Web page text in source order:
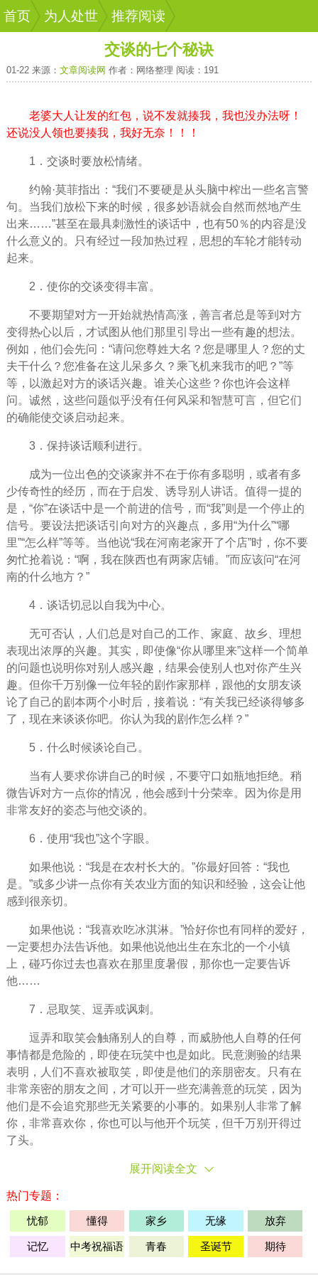
首页 为人处世 推荐阅读
交谈的七个秘诀
01-22 来源： 文章阅读网 作者：网络整理 阅读：191
老婆大人让发的红包，说不发就揍我，我也没办法呀！
还说没人领也要揍我，我好无奈！！！
1．交谈时要放松情绪。
约翰·莫菲指出：“我们不要硬是从头脑中榨出一些名言警
句。当我们放松下来的时候，很多妙语就会自然而然地产生
出来……”甚至在最具刺激性的谈话中，也有50％的内容是没
什么意义的。只有经过一段加热过程，思想的车轮才能转动
起来。
2．使你的交谈变得丰富。
不要期望对方一开始就热情高涨，善言者总是等到对方
变得热心以后，才试图从他们那里引导出一些有趣的想法。
例如，他们会先问：“请问您尊姓大名？您是哪里人？您的丈
夫干什么？您准备在这儿呆多久？乘飞机来我市的吧？”等
等，以激起对方的谈话兴趣。谁关心这些？你也许会这样
问。诚然，这些问题似乎没有任何风采和智慧可言，但它们
的确能使交谈启动起来。
3．保持谈话顺利进行。
成为一位出色的交谈家并不在于你有多聪明，或者有多
少传奇性的经历，而在于启发、诱导别人讲话。值得一提的
是，“你”在谈话中是一个前进的信号，而“我”则是一个停止的
信号。要设法把谈话引向对方的兴趣点，多用“为什么”“哪
里”“怎么样”等等。当他说“我在河南老家开了个店”时，你不要
匆忙抢着说：“啊，我在陕西也有两家店铺。”而应该问“在河
南的什么地方？”
4．谈话切忌以自我为中心。
无可否认，人们总是对自己的工作、家庭、 故乡、 理想
表现出浓厚的兴趣。其实，即使像“你从哪里来”这样一个简单
的问题也说明你对别人感兴趣，结果会使别人也对你产生兴
趣。但你千万别像一位年轻的剧作家那样，跟他的女朋友谈
论了自己的剧本两个小时后，接着说：“有关我已经谈得够多
了，现在来谈谈你吧。你认为我的剧作怎么样？”
5．什么时候谈论自己。
当有人要求你讲自己的时候，不要守口如瓶地拒绝。稍
微告诉对方一点你的情况，他会感到十分荣幸。因为你是用
非常友好的姿态与他交谈的。
6．使用“我也”这个字眼。
如果他说：“我是在农村长大的。”你最好回答：“我也
是。”或多少讲一点你有关农业方面的知识和经验，这会让他
感到很亲切。
如果他说：“我喜欢吃冰淇淋。”恰好你也有同样的爱好，
一定要想办法告诉他。如果他说他出生在东北的一个小镇
上，碰巧你过去也喜欢在那里度暑假，那你也一定要告诉
他……
7．忌取笑、逗弄或讽刺。
逗弄和取笑会触痛别人的自尊，而威胁他人自尊的任何
事情都是危险的，即使在玩笑中也是如此。民意测验的结果
表明，人们不喜欢被取笑，即使是他们的亲朋密友。只有在
非常亲密的朋友之间，才可以开一些充满善意的玩笑，因为
他们是不会追究那些无关紧要的小事的。如果别人非常了解
你，非常喜欢你，你也可以与他开个玩笑，但千万别开得过
了头。
展开阅读全文
热门专题：
忧郁 懂得 家乡 无缘 放弃
记忆 中考祝福语 青春 圣诞节 期待